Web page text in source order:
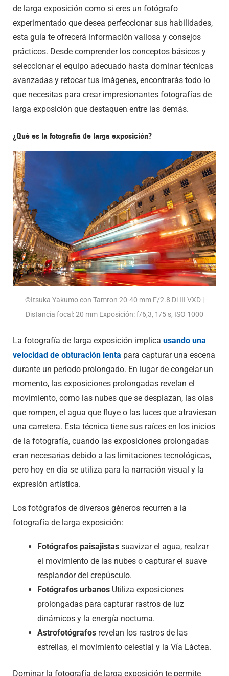
de larga exposición como si eres un fotógrafo
experimentado que desea perfeccionar sus habilidades,
esta guía te ofrecerá información valiosa y consejos
prácticos. Desde comprender los conceptos básicos y
seleccionar el equipo adecuado hasta dominar técnicas
avanzadas y retocar tus imágenes, encontrarás todo lo
que necesitas para crear impresionantes fotografías de
larga exposición que destaquen entre las demás.
¿Qué es la fotografía de larga exposición?
©Itsuka Yakumo con Tamron 20-40 mm F/2.8 Di III VXD |
Distancia focal: 20 mm Exposición: f/6,3, 1/5 s, ISO 1000
La fotografía de larga exposición implica usando una
velocidad de obturación lenta para capturar una escena
durante un periodo prolongado. En lugar de congelar un
momento, las exposiciones prolongadas revelan el
movimiento, como las nubes que se desplazan, las olas
que rompen, el agua que fluye o las luces que atraviesan
una carretera. Esta técnica tiene sus raíces en los inicios
de la fotografía, cuando las exposiciones prolongadas
eran necesarias debido a las limitaciones tecnológicas,
pero hoy en día se utiliza para la narración visual y la
expresión artística.
Los fotógrafos de diversos géneros recurren a la
fotografía de larga exposición:
Fotógrafos paisajistas suavizar el agua, realzar
el movimiento de las nubes o capturar el suave
resplandor del crepúsculo.
Fotógrafos urbanos Utiliza exposiciones
prolongadas para capturar rastros de luz
dinámicos y la energía nocturna.
Astrofotógrafos revelan los rastros de las
estrellas, el movimiento celestial y la Vía Láctea.
Dominar la fotografía de larga exposición te permite